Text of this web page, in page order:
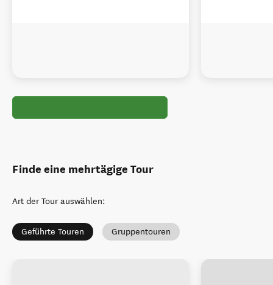
Finde eine mehrtägige Tour
Art der Tour auswählen:
Geführte Touren Gruppentouren